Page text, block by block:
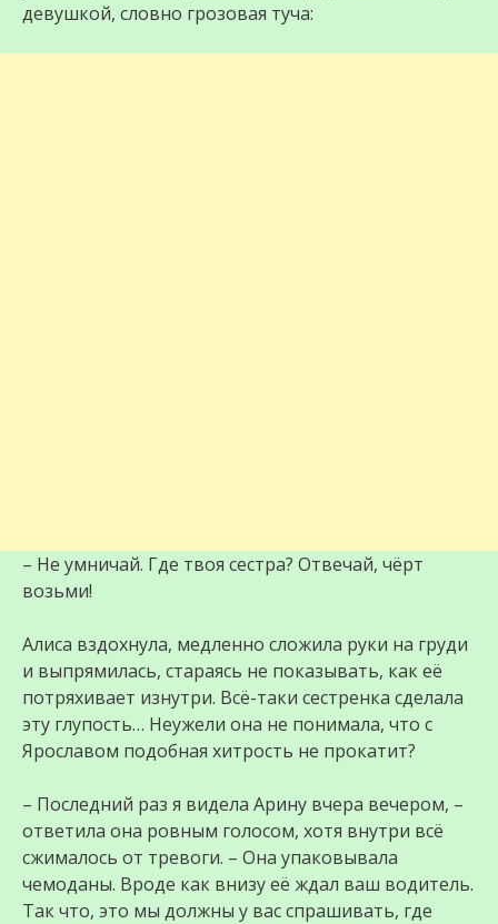
девушкой, словно грозовая туча:
– Не умничай. Где твоя сестра? Отвечай, чёрт
возьми!
Алиса вздохнула, медленно сложила руки на груди
и выпрямилась, стараясь не показывать, как её
потряхивает изнутри. Всё-таки сестренка сделала
эту глупость… Неужели она не понимала, что с
Ярославом подобная хитрость не прокатит?
– Последний раз я видела Арину вчера вечером, –
ответила она ровным голосом, хотя внутри всё
сжималось от тревоги. – Она упаковывала
чемоданы. Вроде как внизу её ждал ваш водитель.
Так что, это мы должны у вас спрашивать, где